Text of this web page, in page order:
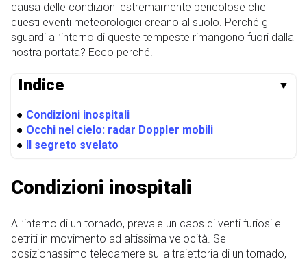
causa delle condizioni estremamente pericolose che
questi eventi meteorologici creano al suolo. Perché gli
sguardi all’interno di queste tempeste rimangono fuori dalla
nostra portata? Ecco perché.
Indice ▼
● Condizioni inospitali
● Occhi nel cielo: radar Doppler mobili
● Il segreto svelato
Condizioni inospitali
All’interno di un tornado, prevale un caos di venti furiosi e
detriti in movimento ad altissima velocità. Se
posizionassimo telecamere sulla traiettoria di un tornado,